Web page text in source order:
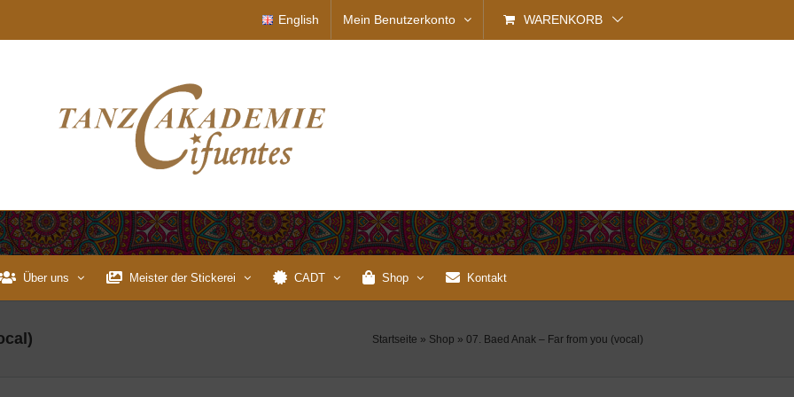
English Mein Benutzerkonto WARENKORB
Über uns Meister der Stickerei CADT Shop Kontakt
Startseite » Shop » 07. Baed Anak – Far from you (vocal)